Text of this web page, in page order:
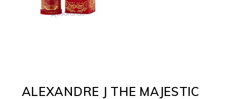
ALEXANDRE J THE MAJESTIC